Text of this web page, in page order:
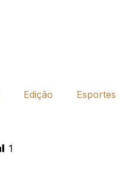
Edição Esportes
1